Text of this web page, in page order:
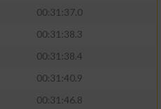
00:31:37.0
00:31:38.3
00:31:38.4
00:31:40.9
00:31:46.8